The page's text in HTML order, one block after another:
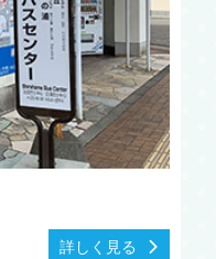
詳しく見る